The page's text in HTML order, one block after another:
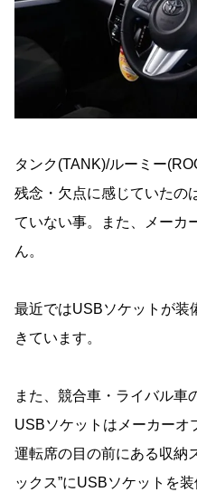
タンク(TANK)/ルーミー
残念・欠点に感じていたの
ていない事。また、メーカ
ん。
最近ではUSBソケットが装
きています。
また、競合車・ライバル車
USBソケットはメーカーオ
運転席の目の前にある収納
ックス”にUSBソケットを